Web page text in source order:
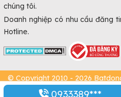
0933389***
chúng tôi.
Doanh nghiệp có nhu cầu đăng
Hotline.
© Copyright 2010 - 2026